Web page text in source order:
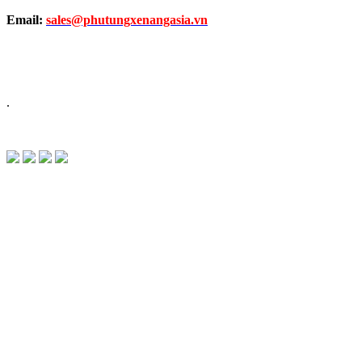
Email: sales@phutungxenangasia.vn
.